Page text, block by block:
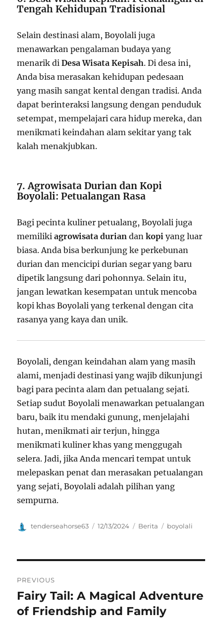
Tengah Kehidupan Tradisional
Selain destinasi alam, Boyolali juga
menawarkan pengalaman budaya yang
menarik diDesa Wisata Kepisah. Di desa ini,
Anda bisa merasakan kehidupan pedesaan
yang masih sangat kental dengan tradisi. Anda
dapat berinteraksi langsung dengan penduduk
setempat, mempelajari cara hidup mereka, dan
menikmati keindahan alam sekitar yang tak
kalah menakjubkan.
7. Agrowisata Durian dan Kopi
Boyolali: Petualangan Rasa
Bagi pecinta kuliner petualang, Boyolali juga
memilikiagrowisata durian dankopi yang luar
biasa. Anda bisa berkunjung ke perkebunan
durian dan mencicipi durian segar yang baru
dipetik langsung dari pohonnya. Selain itu,
jangan lewatkan kesempatan untuk mencoba
kopi khas Boyolali yang terkenal dengan cita
rasanya yang kaya dan unik.
Boyolali, dengan keindahan alam yang masih
alami, menjadi destinasi yang wajib dikunjungi
bagi para pecinta alam dan petualang sejati.
Setiap sudut Boyolali menawarkan petualangan
baru, baik itu mendaki gunung, menjelajahi
hutan, menikmati air terjun, hingga
menikmati kuliner khas yang menggugah
selera. Jadi, jika Anda mencari tempat untuk
melepaskan penat dan merasakan petualangan
yang sejati, Boyolali adalah pilihan yang
sempurna.
Author
tenderseahorse63
Posted
12/13/2024 Categories
Berita Tags
boyolali
pos
PREVIOUS
Previous
post:
Fairy Tail: A Magical Adventure
of Friendship and Family